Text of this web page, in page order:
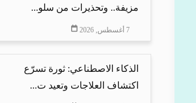
مزيفة.. وتحذيرات من سلو...
7 أغسطس, 2026
الذكاء الاصطناعي: ثورة تسرّع
اكتشاف العلاجات وتعيد ت...